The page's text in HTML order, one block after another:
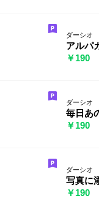
ダーシオ
アルパ
￥190
ダーシオ
毎日あ
￥190
ダーシオ
写真に
￥190